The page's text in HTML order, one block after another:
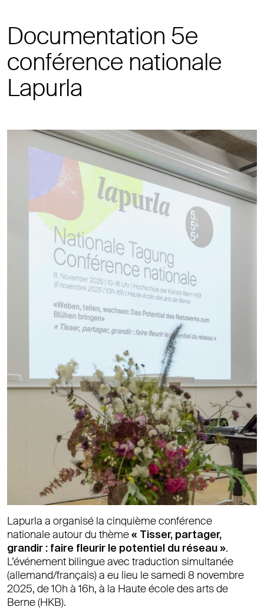
Documentation 5e
conférence nationale
Lapurla
Lapurla a organisé la cinquième conférence
nationale autour du thème« Tisser, partager,
grandir : faire fleurir le potentiel du réseau ».
L’événement bilingue avec traduction simultanée
(allemand/français) a eu lieu le samedi 8 novembre
2025, de 10h à 16h, à la Haute école des arts de
Berne (HKB).